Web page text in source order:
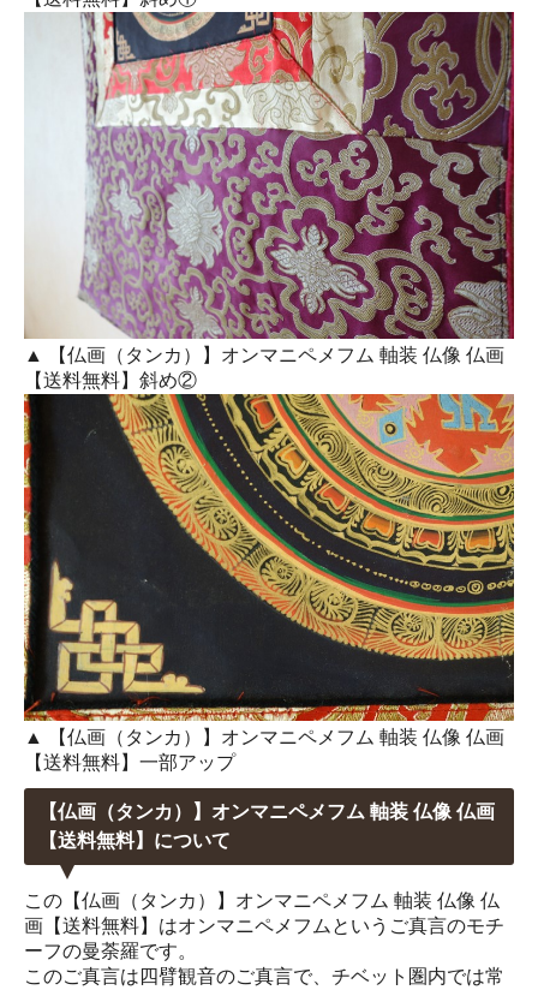
▲ 【仏画（タンカ）】オンマニペメフム 軸装 仏像 仏画
【送料無料】斜め②
▲ 【仏画（タンカ）】オンマニペメフム 軸装 仏像 仏画
【送料無料】一部アップ
【仏画（タンカ）】オンマニペメフム 軸装 仏像 仏画
【送料無料】について
この【仏画（タンカ）】オンマニペメフム 軸装 仏像 仏
画【送料無料】はオンマニペメフムというご真言のモチ
ーフの曼荼羅です。
このご真言は四臂観音のご真言で、チベット圏内では常